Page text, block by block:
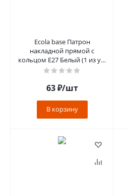
Ecola base Патрон
накладной прямой с
кольцом E27 Белый (1 из уп.
по 10) [AB7DPWEAY]
63₽/шт
В корзину